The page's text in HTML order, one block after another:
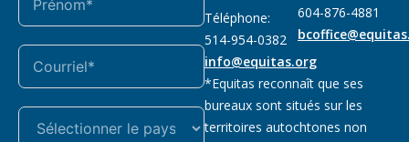
Téléphone:
514-954-0382
info@equitas.org
604-876-4881
*Equitas reconnaît que ses
bureaux sont situés sur les
territoires autochtones non